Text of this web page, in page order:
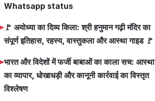
Whatsapp status
🚩 अयोध्या का दिव्य किला: श्री हनुमान गढ़ी मंदिर का
संपूर्ण इतिहास, रहस्य, वास्तुकला और आस्था गाइड 🚩
भारत और विदेशों में फर्जी बाबाओं का काला सच: आस्था
का व्यापार, धोखाधड़ी और कानूनी कार्रवाई का विस्तृत
विश्लेषण